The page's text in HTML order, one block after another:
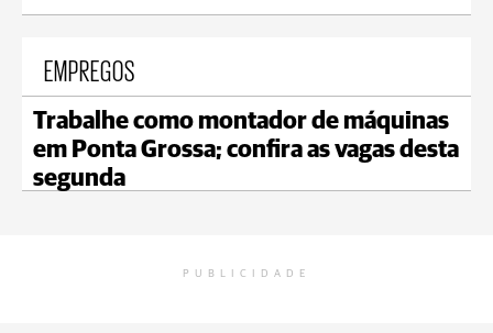
EMPREGOS
Trabalhe como montador de máquinas
em Ponta Grossa; confira as vagas desta
segunda
PUBLICIDADE